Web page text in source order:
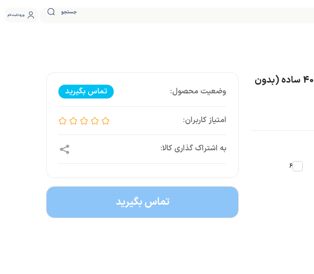
جستجو ورود ثبت نام
پولی چدنی توخالی تسمه C سایز 40 ساده (بدون
6
تماس بگیرید
تماس بگیرید